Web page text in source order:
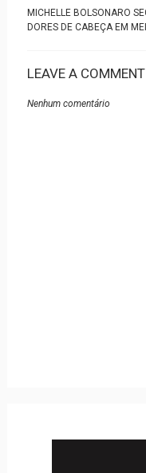
MICHELLE BOLSONARO
DORES DE CABEÇA EM
LEAVE A COMMENT
Nenhum comentário